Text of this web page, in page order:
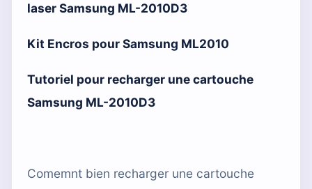
laser Samsung ML-2010D3
Kit Encros pour Samsung ML2010
Tutoriel pour recharger une cartouche
Samsung ML-2010D3
Comemnt bien recharger une cartouche